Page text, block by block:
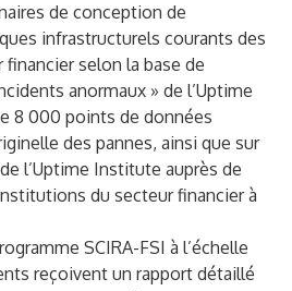
de conception de
infrastructurels courants des
selon la base de
anormaux » de l’Uptime
8 000 points de données
des pannes, ainsi que sur
l’Uptime Institute auprès de
du secteur financier à
SCIRA-FSI à l’échelle
reçoivent un rapport détaillé